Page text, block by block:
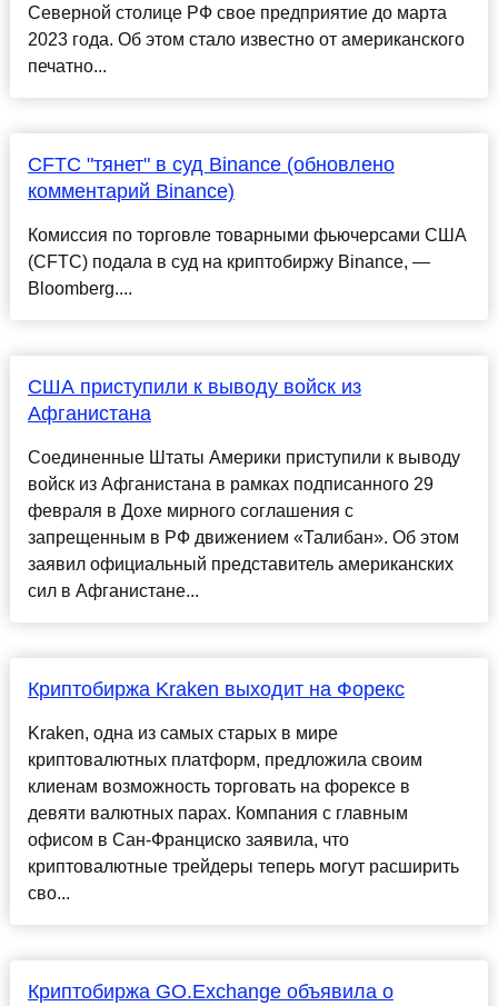
Северной столице РФ свое предприятие до марта
2023 года. Об этом стало известно от американского
печатно...
CFTC "тянет" в суд Binance (обновлено
комментарий Binance)
Комиссия по торговле товарными фьючерсами США
(CFTC) подала в суд на криптобиржу Binance, —
Bloomberg....
США приступили к выводу войск из
Афганистана
Соединенные Штаты Америки приступили к выводу
войск из Афганистана в рамках подписанного 29
февраля в Дохе мирного соглашения с
запрещенным в РФ движением «Талибан». Об этом
заявил официальный представитель американских
сил в Афганистане...
Криптобиржа Kraken выходит на Форекс
Kraken, одна из самых старых в мире
криптовалютных платформ, предложила своим
клиенам возможность торговать на форексе в
девяти валютных парах. Компания с главным
офисом в Сан-Франциско заявила, что
криптовалютные трейдеры теперь могут расширить
сво...
Криптобиржа GO.Exchange объявила о